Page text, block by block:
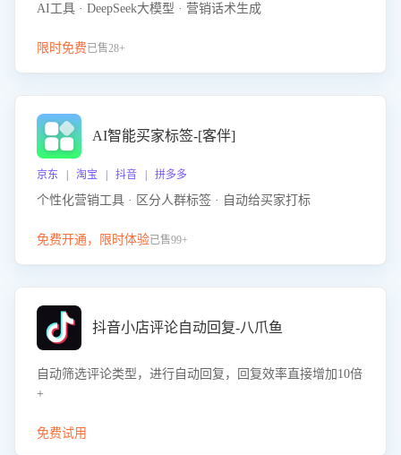
AI工具 · DeepSeek大模型 · 营销话术生成
限时免费已售28+
AI智能买家标签-[客伴]
京东 | 淘宝 | 抖音 | 拼多多
个性化营销工具 · 区分人群标签 · 自动给买家打标
免费开通，限时体验已售99+
抖音小店评论自动回复-八爪鱼
自动筛选评论类型，进行自动回复，回复效率直接增加10倍
+
免费试用